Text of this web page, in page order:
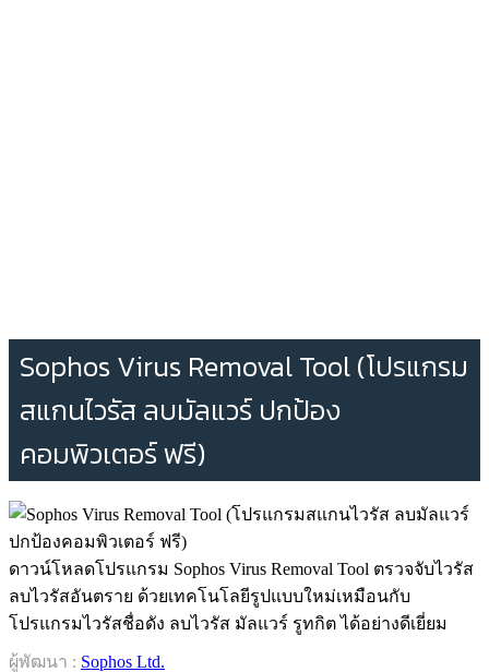
Sophos Virus Removal Tool (โปรแกรม
สแกนไวรัส ลบมัลแวร์ ปกป้อง
คอมพิวเตอร์ ฟรี)
ดาวน์โหลดโปรแกรม Sophos Virus Removal Tool ตรวจจับไวรัส
ลบไวรัสอันตราย ด้วยเทคโนโลยีรูปแบบใหม่เหมือนกับ
โปรแกรมไวรัสชื่อดัง ลบไวรัส มัลแวร์ รูทกิต ได้อย่างดีเยี่ยม
ผู้พัฒนา : Sophos Ltd.